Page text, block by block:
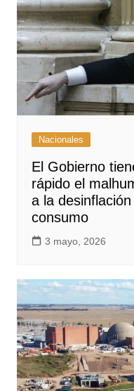
Nacionales
El Gobierno
rápido el
a la
consumo
3 mayo, 2026